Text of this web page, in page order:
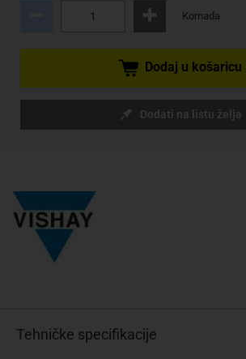
Komada
Dodaj u košaricu
Dodati na listu želja
Tehničke specifikacije